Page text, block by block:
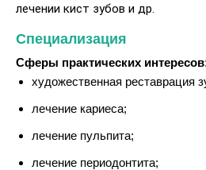
лечении кист зубов и др.
Специализация
Сферы практических
художественная реставрация
лечение кариеса;
лечение пульпита;
лечение периодонтита;